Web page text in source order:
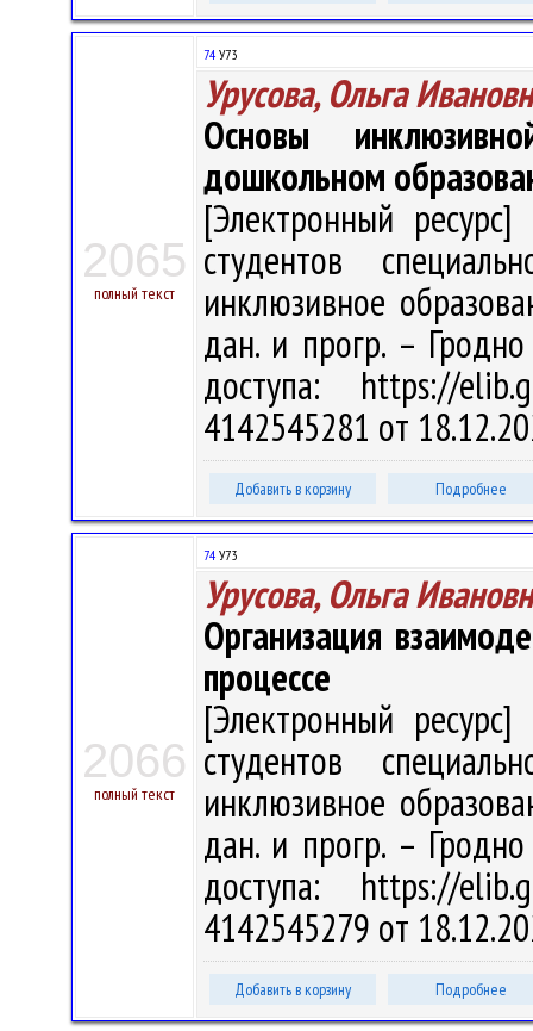
2065
полный текст
74 У73
Урусова, Ольга
Основы
дошкольном
[Электронный
студентов
инклюзивное
дан. и прогр. –
доступа: https://
4142545281 от
Добавить в корзину Подробнее
2066
полный текст
74 У73
Урусова, Ольга
Организация
процессе
[Электронный
студентов
инклюзивное
дан. и прогр. –
доступа: https://
4142545279 от
Добавить в корзину Подробнее